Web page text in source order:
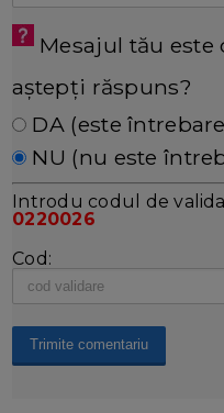
Mesajul tău este
aștepți răspuns?
DA (este
NU (nu este
Introdu codul de
0220026
Cod: